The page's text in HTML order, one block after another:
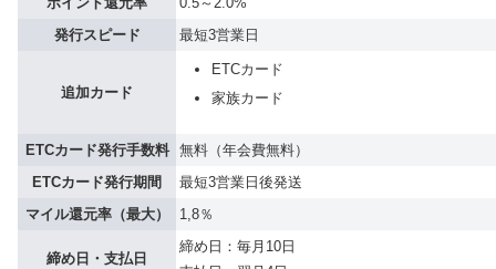
発行スピード
最短3営業日
追加カード
ETCカード
家族カード
ETCカード発行手数料
無料（年会費無料）
ETCカード発行期間
最短3営業日後発送
マイル還元率（最大）
1,8％
締め日・支払日
締め日：毎月10日